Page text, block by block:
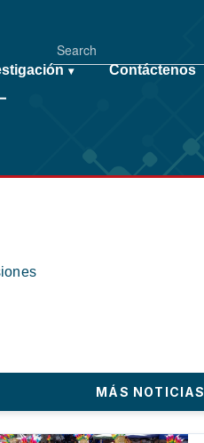
▾ Contáctenos
MÁS NOTICIAS